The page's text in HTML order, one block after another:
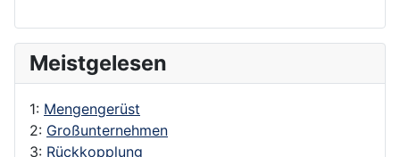
Meistgelesen
1: Mengengerüst
2: Großunternehmen
3: Rückkopplung